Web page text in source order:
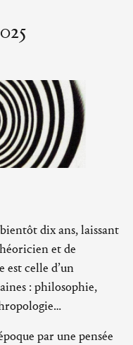
dix ans, laissant
et de
est celle d’un
: philosophie,
par une pensée